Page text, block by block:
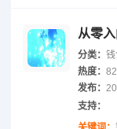
从零
分类： 钱
热度：
发布：
支持：